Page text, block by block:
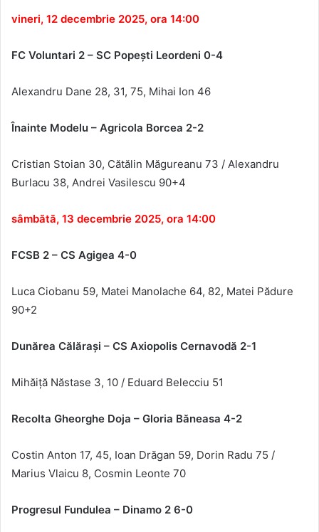
vineri, 12 decembrie 2025, ora 14:00
FC Voluntari 2 – SC Popeşti Leordeni 0-4
Alexandru Dane 28, 31, 75, Mihai Ion 46
Înainte Modelu – Agricola Borcea 2-2
Cristian Stoian 30, Cătălin Măgureanu 73 / Alexandru
Burlacu 38, Andrei Vasilescu 90+4
sâmbătă, 13 decembrie 2025, ora 14:00
FCSB 2 – CS Agigea 4-0
Luca Ciobanu 59, Matei Manolache 64, 82, Matei Pădure
90+2
Dunărea Călăraşi – CS Axiopolis Cernavodă 2-1
Mihăiță Năstase 3, 10 / Eduard Belecciu 51
Recolta Gheorghe Doja – Gloria Băneasa 4-2
Costin Anton 17, 45, Ioan Drăgan 59, Dorin Radu 75 /
Marius Vlaicu 8, Cosmin Leonte 70
Progresul Fundulea – Dinamo 2 6-0